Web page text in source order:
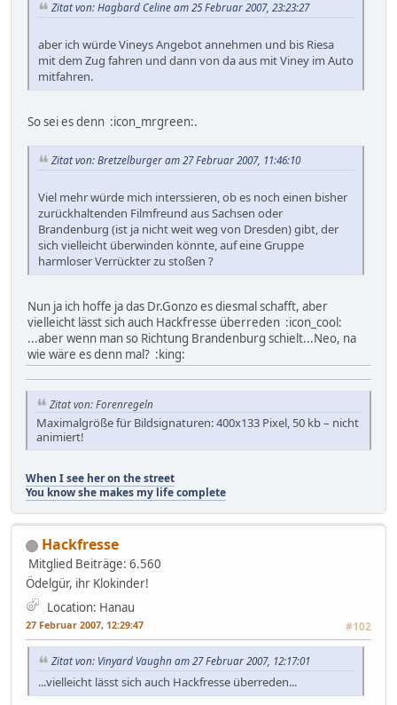
Zitat von: Hagbard Celine am 25 Februar 2007, 23:23:27
aber ich würde Vineys Angebot annehmen und bis Riesa
mit dem Zug fahren und dann von da aus mit Viney im Auto
mitfahren.
So sei es denn :icon_mrgreen:.
Zitat von: Bretzelburger am 27 Februar 2007, 11:46:10
Viel mehr würde mich interssieren, ob es noch einen bisher
zurückhaltenden Filmfreund aus Sachsen oder
Brandenburg (ist ja nicht weit weg von Dresden) gibt, der
sich vielleicht überwinden könnte, auf eine Gruppe
harmloser Verrückter zu stoßen ?
Nun ja ich hoffe ja das Dr.Gonzo es diesmal schafft, aber
vielleicht lässt sich auch Hackfresse überreden :icon_cool:
...aber wenn man so Richtung Brandenburg schielt...Neo, na
wie wäre es denn mal? :king:
Zitat von: Forenregeln
Maximalgröße für Bildsignaturen: 400x133 Pixel, 50 kb – nicht
animiert!
When I see her on the street
You know she makes my life complete
Hackfresse
Mitglied Beiträge: 6.560
Ödelgür, ihr Klokinder!
Location: Hanau
27 Februar 2007, 12:29:47 #102
Zitat von: Vinyard Vaughn am 27 Februar 2007, 12:17:01
...vielleicht lässt sich auch Hackfresse überreden...